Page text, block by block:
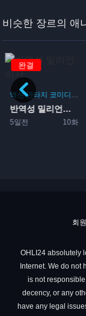
비슷한 장르의 애
완결
액션 판타지 코미디 모험
반역성 밀리언아서
5일전 10화
회
OHLI24 absolutely
Internet. We do not
is not
decency, or any
have any legal